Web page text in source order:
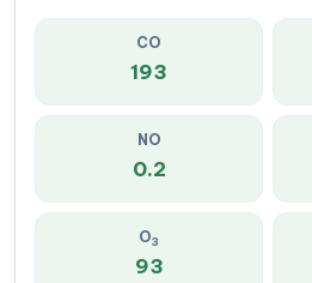
CO
193
NO
0.2
O3
93